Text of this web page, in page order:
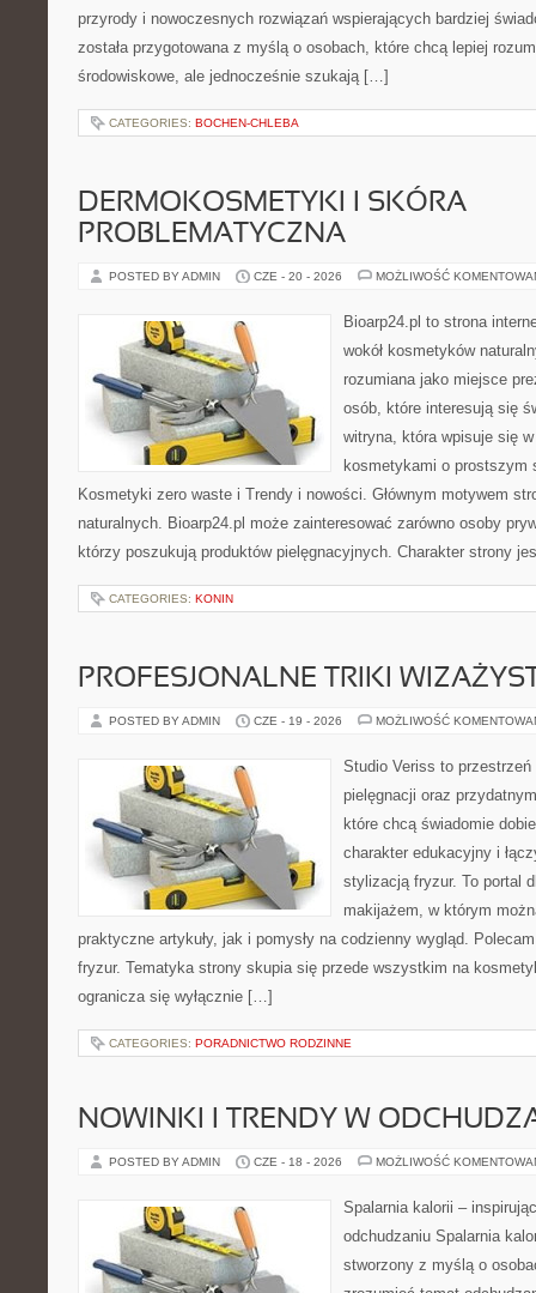
przyrody i nowoczesnych rozwiązań wspierających bardziej
została przygotowana z myślą o osobach, które chcą lepiej
środowiskowe, ale jednocześnie szukają […]
CATEGORIES: BOCHEN-CHLEBA
DERMOKOSMETYKI I SKÓRA
PROBLEMATYCZNA
POSTED BY ADMIN CZE - 20 - 2026 MOŻLIWOŚĆ
Bioarp24.pl to strona
wokół kosmetyków
rozumiana jako miejsce
osób, które interesują się
witryna, która wpisuje się
kosmetykami o prostszym
Kosmetyki zero waste i Trendy i nowości. Głównym motywem
naturalnych. Bioarp24.pl może zainteresować zarówno osoby
którzy poszukują produktów pielęgnacyjnych. Charakter strony
CATEGORIES: KONIN
PROFESJONALNE TRIKI
POSTED BY ADMIN CZE - 19 - 2026 MOŻLIWOŚĆ
Studio Veriss to
pielęgnacji oraz
które chcą świadomie
charakter edukacyjny i
stylizacją fryzur. To portal
makijażem, w którym
praktyczne artykuły, jak i pomysły na codzienny wygląd.
fryzur. Tematyka strony skupia się przede wszystkim na
ogranicza się wyłącznie […]
CATEGORIES: PORADNICTWO RODZINNE
NOWINKI I TRENDY W
POSTED BY ADMIN CZE - 18 - 2026 MOŻLIWOŚĆ
Spalarnia kalorii –
odchudzaniu Spalarnia
stworzony z myślą o